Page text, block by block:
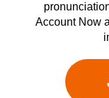
Account Now